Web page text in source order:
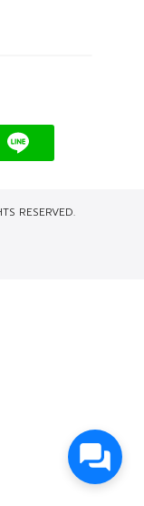
RESERVED.